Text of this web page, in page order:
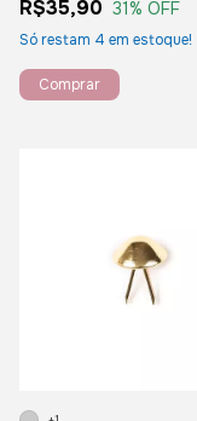
R$35,90 31% OFF
Só restam 4 em estoque!